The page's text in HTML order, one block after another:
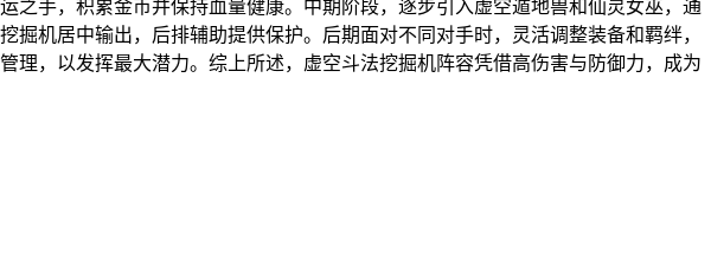
手，积累金币并保持血量健康。中期阶段，逐步引入虚空遁地兽和仙灵女巫，通
机居中输出，后排辅助提供保护。后期面对不同对手时，灵活调整装备和羁绊，
，以发挥最大潜力。综上所述，虚空斗法挖掘机阵容凭借高伤害与防御力，成为